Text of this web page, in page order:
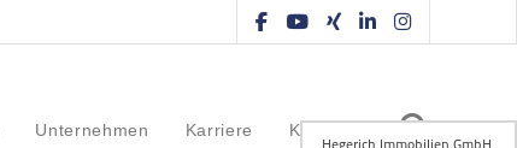
Unternehmen Karriere Kontakt